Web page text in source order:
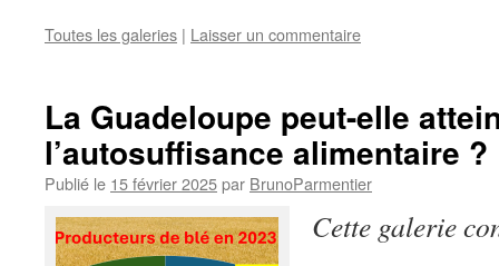
Toutes les galeries | Laisser un commentaire
La Guadeloupe peut-elle
l’autosuffisance alimentaire ?
Publié le 15 février 2025par BrunoParmentier
Cette galerie